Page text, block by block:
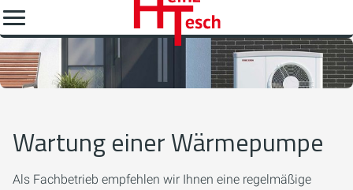
Wartung einer Wärmepumpe
Als Fachbetrieb empfehlen wir Ihnen eine regelmäßige